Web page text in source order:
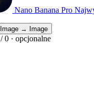
Nano Banana Pro
Image → Image
/0 · opcjonalne